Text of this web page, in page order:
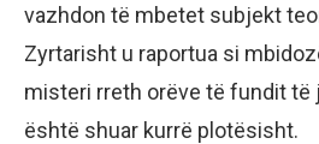
vazhdon të mbetet subjekt
Zyrtarisht u raportua si
misteri rreth orëve të fundit të
është shuar kurrë plotësisht.